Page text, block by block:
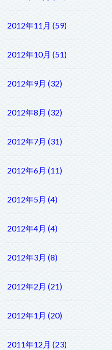
2012年11月 (59)
2012年10月 (51)
2012年9月 (32)
2012年8月 (32)
2012年7月 (31)
2012年6月 (11)
2012年5月 (4)
2012年4月 (4)
2012年3月 (8)
2012年2月 (21)
2012年1月 (20)
2011年12月 (23)